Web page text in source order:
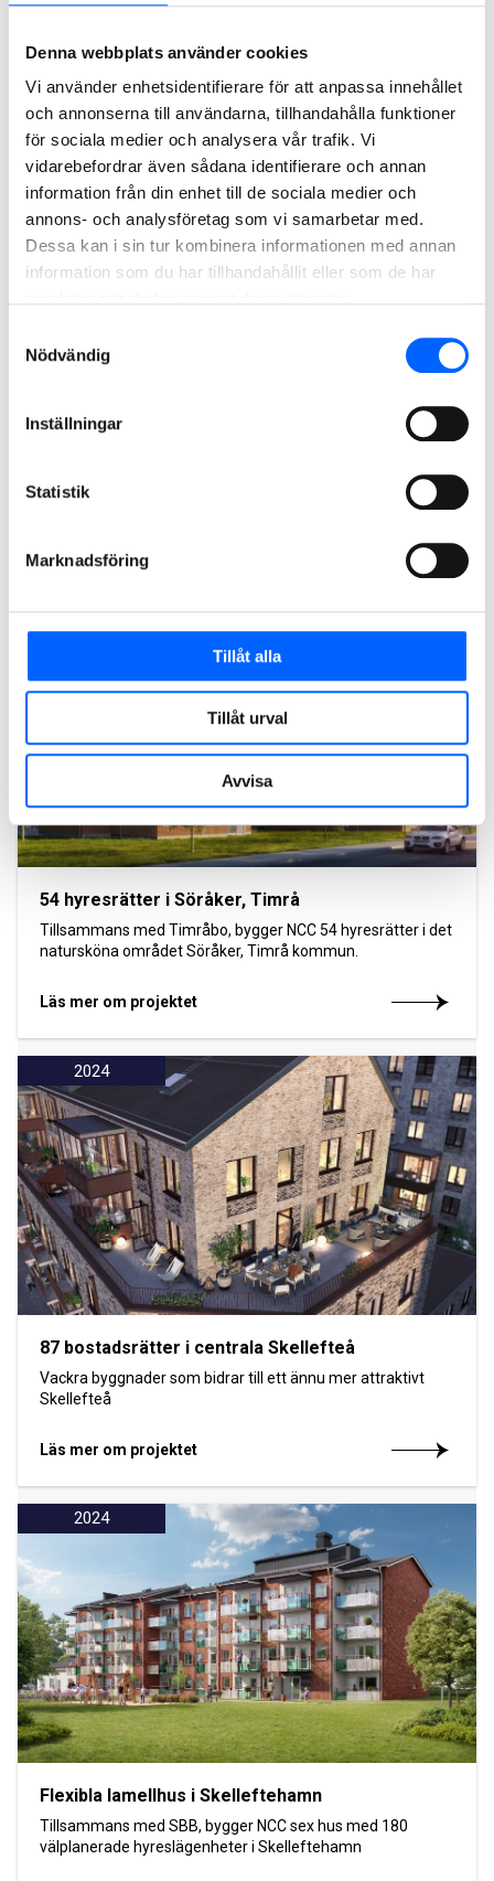
Denna webbplats använder cookies
Vi använder enhetsidentifierare för att anpassa innehållet
och annonserna till användarna, tillhandahålla funktioner
för sociala medier och analysera vår trafik. Vi
vidarebefordrar även sådana identifierare och annan
information från din enhet till de sociala medier och
annons- och analysföretag som vi samarbetar med.
Dessa kan i sin tur kombinera informationen med annan
information som du har tillhandahållit eller som de har
Nödvändig
Inställningar
Statistik
Marknadsföring
Tillåt alla
Tillåt urval
Avvisa
Läs mer om projektet
2024
På uppdrag av Oxelsösunds kommun renoverar och bygger
totalentreprenad i samverkan och har ett ordervärde på
cirka 120 MSEK.
Läs mer om projektet
54 hyresrätter i Söråker, Timrå
Tillsammans med Timråbo, bygger NCC 54 hyresrätter i det
natursköna området Söråker, Timrå kommun.
Läs mer om projektet
2024
87 bostadsrätter i centrala Skellefteå
Vackra byggnader som bidrar till ett ännu mer attraktivt
Skellefteå
Läs mer om projektet
2024
Flexibla lamellhus i Skelleftehamn
Tillsammans med SBB, bygger NCC sex hus med 180
välplanerade hyreslägenheter i Skelleftehamn